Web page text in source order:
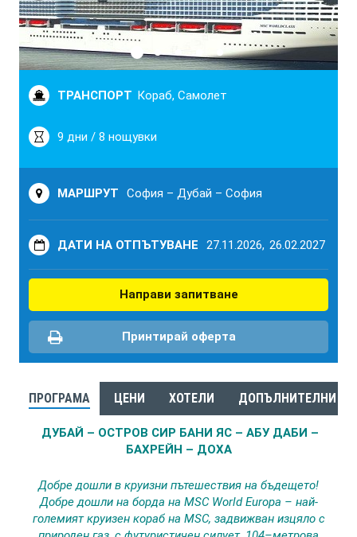
ТРАНСПОРТ Кораб, Самолет
9 дни / 8 нощувки
МАРШРУТ София – Дубай – София
ДАТИ НА ОТПЪТУВАНЕ 27.11.2026, 26.02.2027
Направи запитване
Принтирай оферта
ПРОГРАМА ЦЕНИ ХОТЕЛИ ДОПЪЛНИТЕЛНИ
ДУБАЙ – ОСТРОВ СИР БАНИ ЯС – АБУ ДАБИ –
БАХРЕЙН – ДОХА
Добре дошли в круизни пътешествия на бъдещето!
Добре дошли на борда на MSC World Europa – най-
големият круизен кораб на MSC, задвижван изцяло с